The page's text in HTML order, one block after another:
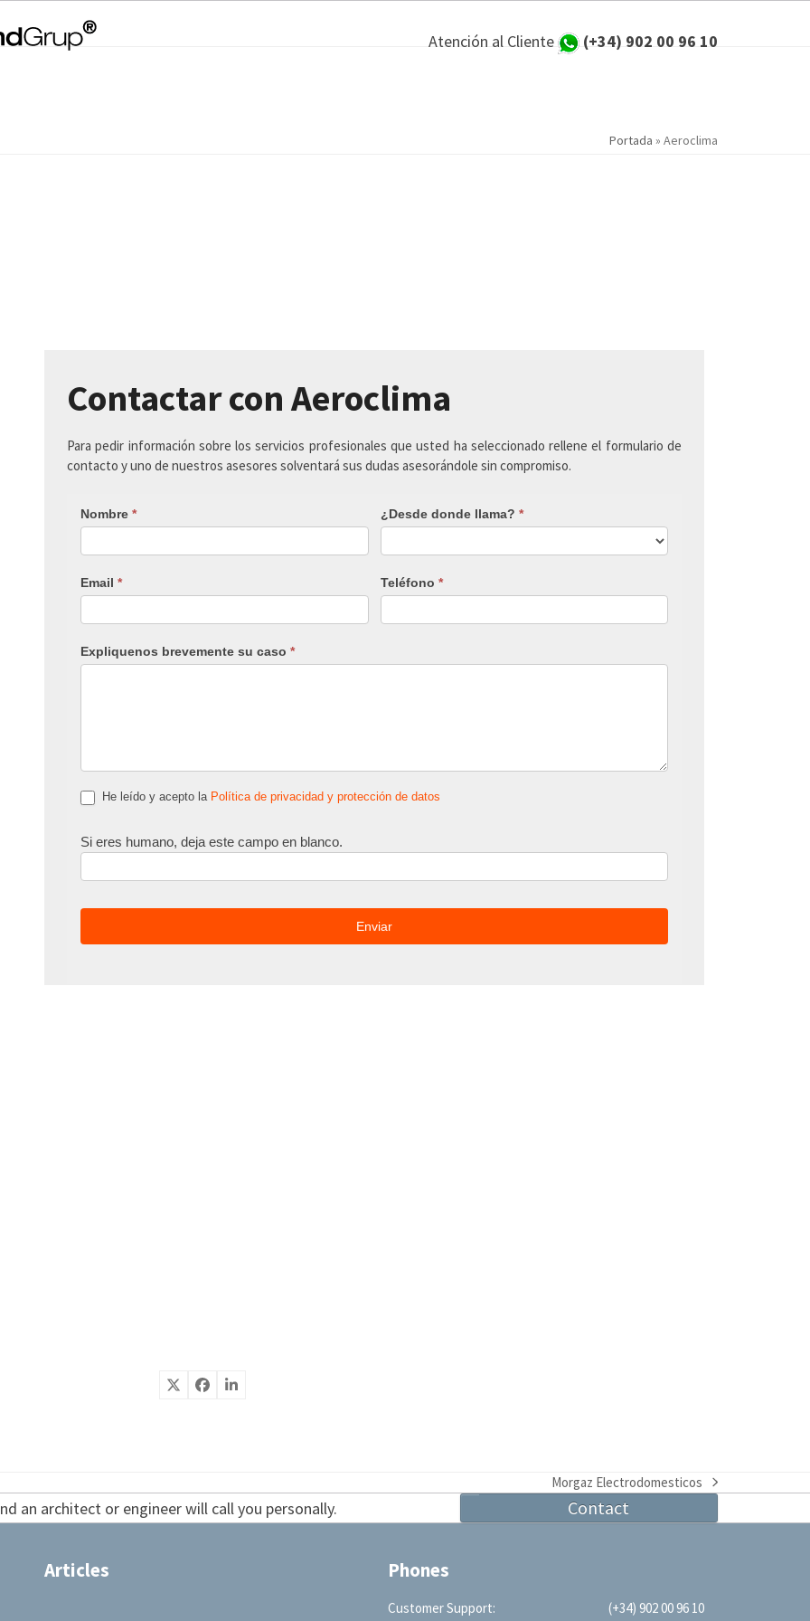
Atención al Cliente (+34) 902 00 96 10
Portada » Aeroclima
Contactar con Aeroclima
Para pedir información sobre los servicios profesionales que usted ha seleccionado rellene el formulario de
contacto y uno de nuestros asesores solventará sus dudas asesorándole sin compromiso.
Nombre * ¿Desde donde llama? *
Email * Teléfono *
Expliquenos brevemente su caso *
He leído y acepto la Política de privacidad y protección de datos
Si eres humano, deja este campo en blanco.
next
post:
Morgaz Electrodomesticos
an architect or engineer will call you personally. Contact
Articles Phones
Customer Support:
(+34) 902 00 96 10